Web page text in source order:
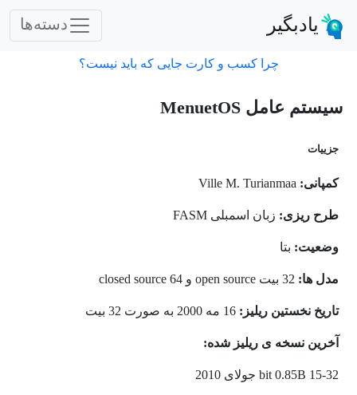
یادبگیر دسته‌ها
چرا کسب و کارت جایی که باید نیست؟
سیستم عامل MenuetOS
جزییات
کمپانی:
طرح ریزی: زبان اسمبلی FASM
وضعیت: بتا
مدل ها: 32 بیت open source و 64 closed source
تاریخ نخستین ریلیز:
آخرین نسخه ی ریلیز شده:
32-bit 0.85B 15 جولای 2010